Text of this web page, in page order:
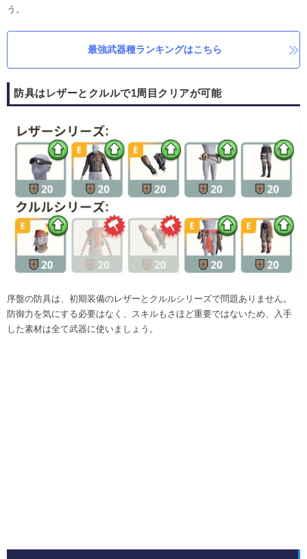
う。
最強武器種ランキングはこちら
防具はレザーとクルルで1周目クリアが可能
序盤の防具は、初期装備のレザーとクルルシリーズで問題ありません。
防御力を気にする必要はなく、スキルもさほど重要ではないため、入手
した素材は全て武器に使いましょう。